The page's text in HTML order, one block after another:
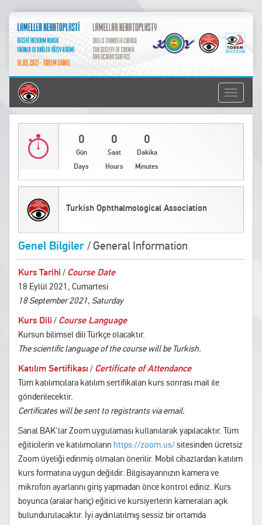
Toggle
0
Gün
Days
0
Saat
Hours
0
Dakika
Minutes
Turkish Ophthalmological Association
Genel Bilgiler / General Information
Kurs Tarihi / Course Date
18 Eylül 2021, Cumartesi
18 September 2021, Saturday
Kurs Dili / Course Language
Kursun bilimsel dili Türkçe olacaktır.
The scientific language of the course will be Turkish.
Katılım Sertifikası / Certificate of Attendance
Tüm katılımcılara katılım sertifikaları kurs sonrası mail ile
gönderilecektir.
Certificates will be sent to registrants via email.
Sanal BAK'lar Zoom uygulaması kullanılarak yapılacaktır. Tüm
eğiticilerin ve katılımcıların https://zoom.us/sitesinden ücretsiz
Zoom üyeliği edinmiş olmaları önerilir. Mobil cihazlardan katılım
kurs formatına uygun değildir. Bilgisayarınızın kamera ve
mikrofon ayarlarını giriş yapmadan önce kontrol ediniz. Kurs
boyunca (aralar hariç) eğitici ve kursiyerlerin kameraları açık
bulundurulacaktır. İyi aydınlatılmış sessiz bir ortamda